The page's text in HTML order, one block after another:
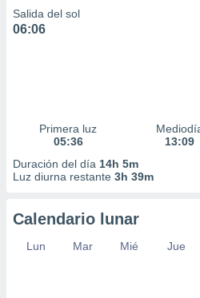
Salida del sol
06:06
Primera luz
05:36
13:09
Duración del día 14h 5m
Luz diurna restante 3h 39m
Calendario lunar
Lun Mar Mié Jue